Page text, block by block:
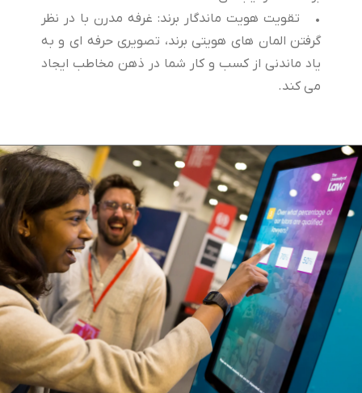
• تقویت هویت ماندگار برند: غرفه مدرن با در نظر
گرفتن المان های هویتی برند، تصویری حرفه ای و به
یاد ماندنی از کسب و کار شما در ذهن مخاطب ایجاد
می کند.